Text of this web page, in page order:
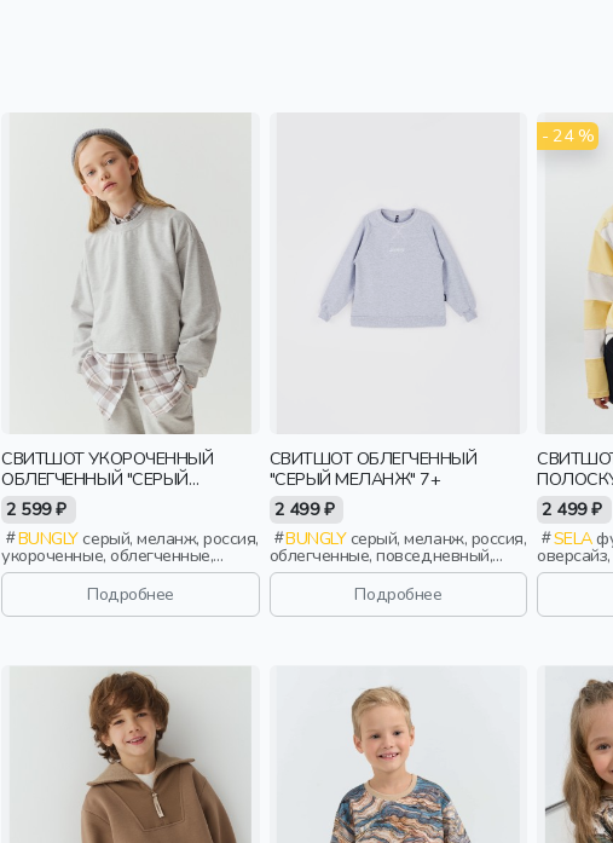
СВИТШОТ УКОРОЧЕННЫЙ
ОБЛЕГЧЕННЫЙ "СЕРЫЙ
МЕЛАНЖ" 7+
2 599 ₽
BUNGLYсерый, меланж, россия,
укороченные, облегченные,
девочки, школьники, подростки,
Подробнее
СВИТШОТ ОБЛЕГЧЕННЫЙ
"СЕРЫЙ МЕЛАНЖ" 7+
2 499 ₽
BUNGLYсерый, меланж, россия,
облегченные, повседневный,
девочки, школьники, подростки,
Подробнее
- 24 %
2 499 ₽
SELAфутер, трикотаж, россия,
длинные,